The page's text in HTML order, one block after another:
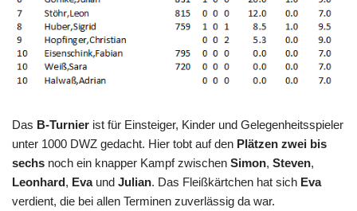
Das B-Turnier ist für Einsteiger, Kinder und Gelegenheitsspieler
unter 1000 DWZ gedacht. Hier tobt auf den Plätzen zwei bis
sechs noch ein knapper Kampf zwischen Simon, Steven,
Leonhard, Evaund Julian. Das Fleißkärtchen hat sich Eva
verdient, die bei allen Terminen zuverlässig da war.